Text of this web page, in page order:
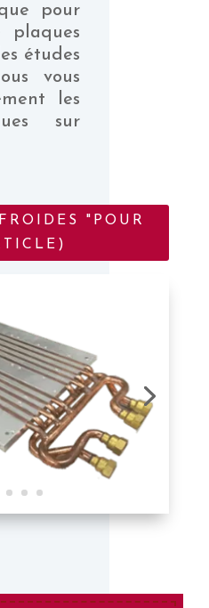
pour
plaques
études
vous
les
sur
"POUR